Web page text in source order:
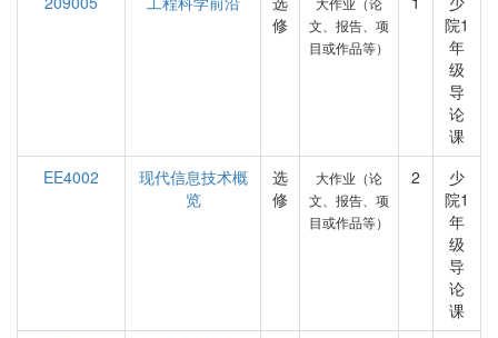
修
文、报告、项
目或作品等）
院1
年
级
导
论
课
EE4002
现代信息技术概
览
选
修
大作业（论
文、报告、项
目或作品等）
2
少
院1
年
级
导
论
课